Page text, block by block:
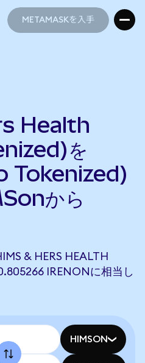
METAMASKを入手
Health
を
Tokenized)
から
& HERS HEALTH
IRENONに相当し
HIMSON